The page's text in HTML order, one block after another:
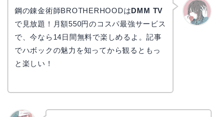
鋼の錬金術師BROTHERHOODはDMM TV
で見放題！月額550円のコスパ最強サービス
で、今なら14日間無料で楽しめるよ。記事
でハボックの魅力を知ってから観るともっ
と楽しい！